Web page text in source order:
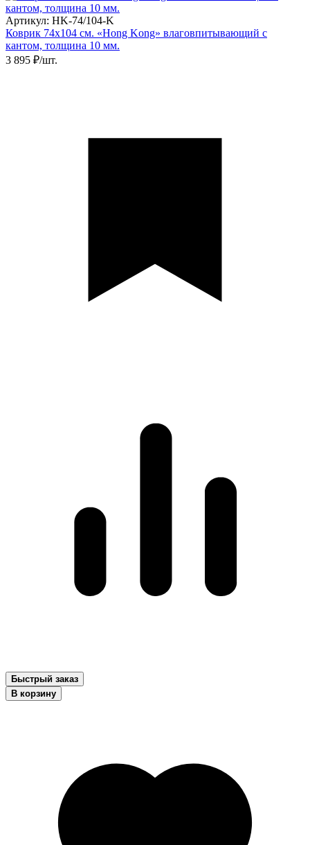
Артикул: HK-74/104-K
Коврик 74х104 см. «Hong Kong» влаговпитывающий с
кантом, толщина 10 мм.
3 895 ₽/шт.
Быстрый заказ
В корзину